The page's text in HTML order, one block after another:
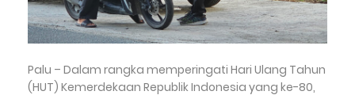
Palu – Dalam rangka memperingati Hari Ulang Tahun
(HUT) Kemerdekaan Republik Indonesia yang ke-80,